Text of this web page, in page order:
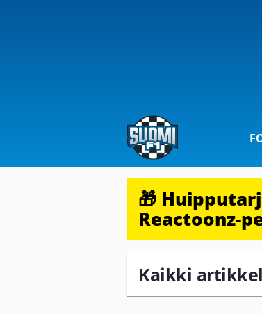
🎁
Reactoonz-
Kaikki